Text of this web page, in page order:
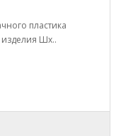
пластика
Шх..